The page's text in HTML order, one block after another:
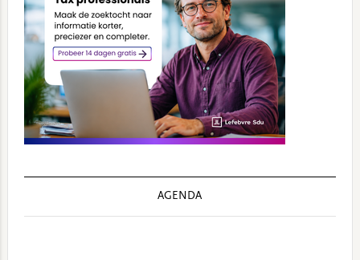
AGENDA